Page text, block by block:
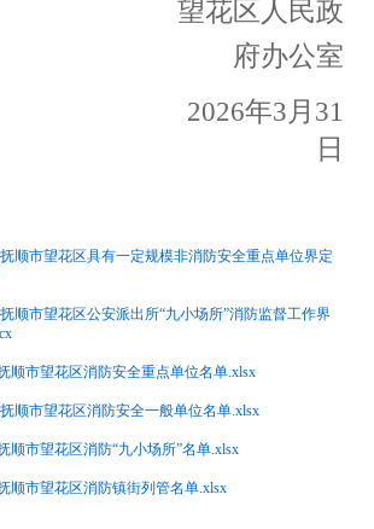
望花区人民政
府办公室
2026年3 月 31
日
顺市望花区具有一定规模非消防安全重点单位界定
顺市望花区公安派出所“九小场所”消防监督工作界
顺市望花区消防安全重点单位名单.xlsx
顺市望花区消防安全一般单位名单.xlsx
顺市望花区消防“九小场所”名单.xlsx
顺市望花区消防镇街列管名单.xlsx